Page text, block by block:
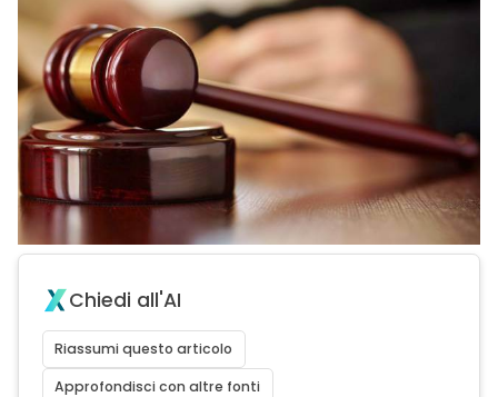
Chiedi all'AI
Riassumi questo articolo
Approfondisci con altre fonti